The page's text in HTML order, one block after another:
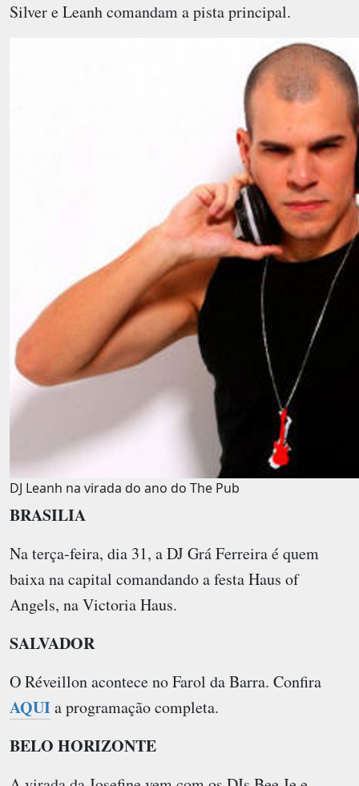
Silver e Leanh comandam a pista principal.
DJ Leanh na virada do ano do The Pub
BRASILIA
Na terça-feira, dia 31, a DJ Grá Ferreira é quem
baixa na capital comandando a festa Haus of
Angels, naVictoria Haus.
SALVADOR
O Réveillon acontece no Farol da Barra. Confira
AQUIa programação completa.
BELO HORIZONTE